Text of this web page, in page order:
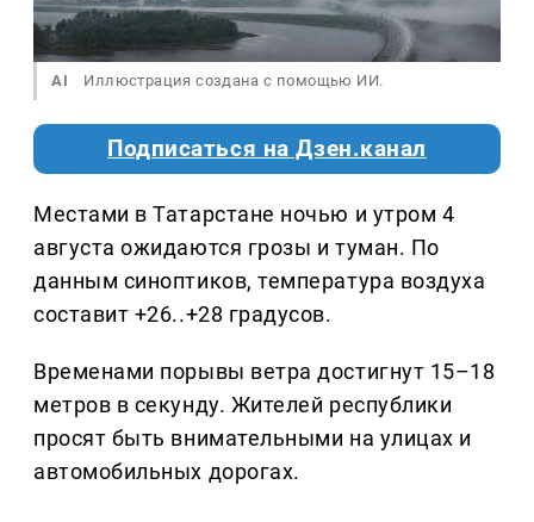
AI Иллюстрация создана с помощью ИИ.
Подписаться на Дзен.канал
Местами в Татарстане ночью и утром 4
августа ожидаются грозы и туман. По
данным синоптиков, температура воздуха
составит +26..+28 градусов.
Временами порывы ветра достигнут 15–18
метров в секунду. Жителей республики
просят быть внимательными на улицах и
автомобильных дорогах.